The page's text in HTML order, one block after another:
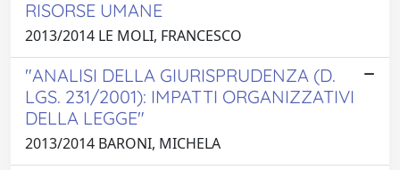
RISORSE UMANE
2013/2014 LE MOLI, FRANCESCO
"ANALISI DELLA GIURISPRUDENZA (D.
LGS. 231/2001): IMPATTI ORGANIZZATIVI
DELLA LEGGE"
2013/2014 BARONI, MICHELA